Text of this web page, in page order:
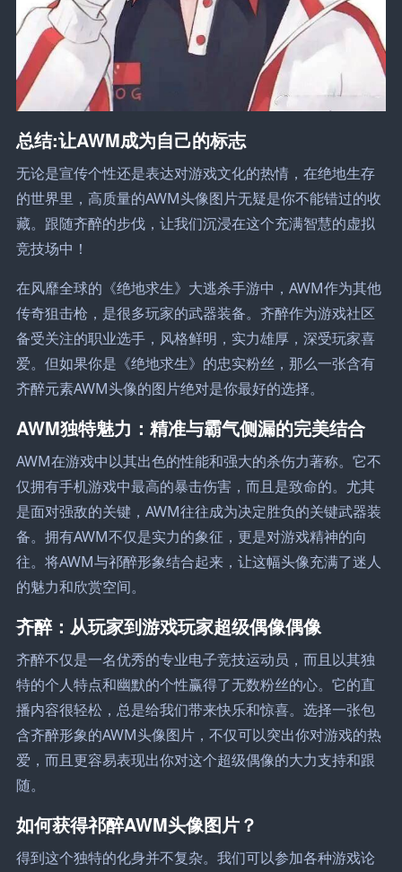
总结:让AWM成为自己的标志
无论是宣传个性还是表达对游戏文化的热情，在绝地生存
的世界里，高质量的AWM头像图片无疑是你不能错过的收
藏。跟随齐醉的步伐，让我们沉浸在这个充满智慧的虚拟
竞技场中！
在风靡全球的《绝地求生》大逃杀手游中，AWM作为其他
传奇狙击枪，是很多玩家的武器装备。齐醉作为游戏社区
备受关注的职业选手，风格鲜明，实力雄厚，深受玩家喜
爱。但如果你是《绝地求生》的忠实粉丝，那么一张含有
齐醉元素AWM头像的图片绝对是你最好的选择。
AWM独特魅力：精准与霸气侧漏的完美结合
AWM在游戏中以其出色的性能和强大的杀伤力著称。它不
仅拥有手机游戏中最高的暴击伤害，而且是致命的。尤其
是面对强敌的关键，AWM往往成为决定胜负的关键武器装
备。拥有AWM不仅是实力的象征，更是对游戏精神的向
往。将AWM与祁醉形象结合起来，让这幅头像充满了迷人
的魅力和欣赏空间。
齐醉：从玩家到游戏玩家超级偶像偶像
齐醉不仅是一名优秀的专业电子竞技运动员，而且以其独
特的个人特点和幽默的个性赢得了无数粉丝的心。它的直
播内容很轻松，总是给我们带来快乐和惊喜。选择一张包
含齐醉形象的AWM头像图片，不仅可以突出你对游戏的热
爱，而且更容易表现出你对这个超级偶像的大力支持和跟
随。
如何获得祁醉AWM头像图片？
得到这个独特的化身并不复杂。我们可以参加各种游戏论